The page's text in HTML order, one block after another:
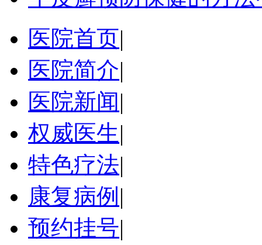
医院首页|
医院简介|
医院新闻|
权威医生|
特色疗法|
康复病例 |
预约挂号|